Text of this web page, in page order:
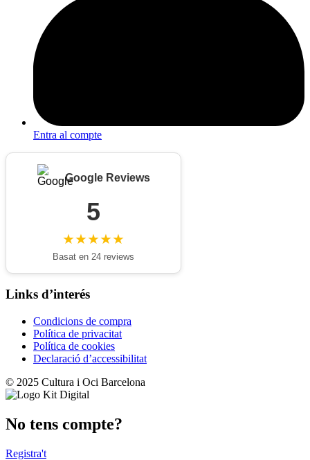
Entra al compte
Google Reviews
5
★★★★★
Basat en 24 reviews
Links d’interés
Condicions de compra
Política de privacitat
Política de cookies
Declaració d’accessibilitat
© 2025 Cultura i Oci Barcelona
No tens compte?
Registra't